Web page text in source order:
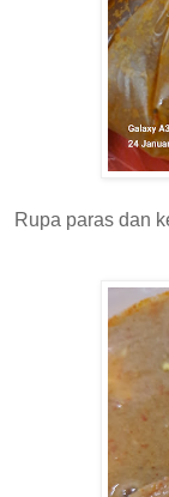
Rupa paras dan